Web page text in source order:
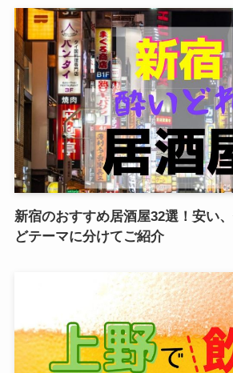
新宿のおすすめ居酒屋32選！安い
どテーマに分けてご紹介